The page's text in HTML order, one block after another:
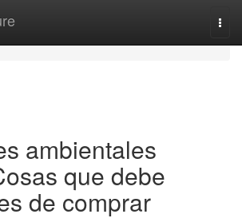
ambientales
que debe
de comprar